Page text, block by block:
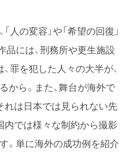
人の変容」や「希望の回復」
品には、刑務所や更生施設
罪を犯した人々の大半が、
から。また、舞台が海外で
れは日本では見られない先
内では様々な制約から撮影
。単に海外の成功例を紹介